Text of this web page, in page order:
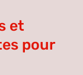
et
pour